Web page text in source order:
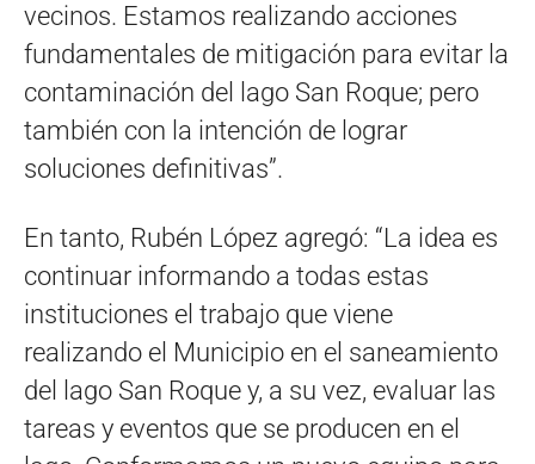
vecinos. Estamos realizando acciones
fundamentales de mitigación para evitar la
contaminación del lago San Roque; pero
también con la intención de lograr
soluciones definitivas”.
En tanto, Rubén López agregó: “La idea es
continuar informando a todas estas
instituciones el trabajo que viene
realizando el Municipio en el saneamiento
del lago San Roque y, a su vez, evaluar las
tareas y eventos que se producen en el